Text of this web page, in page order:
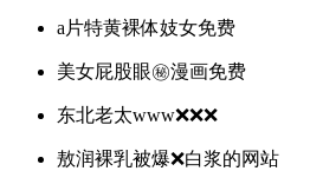
a片特黄裸体妓女免费
美女屁股眼㊙️漫画免费
东北老太www❌❌❌
敖润裸乳被爆❌白浆的网站